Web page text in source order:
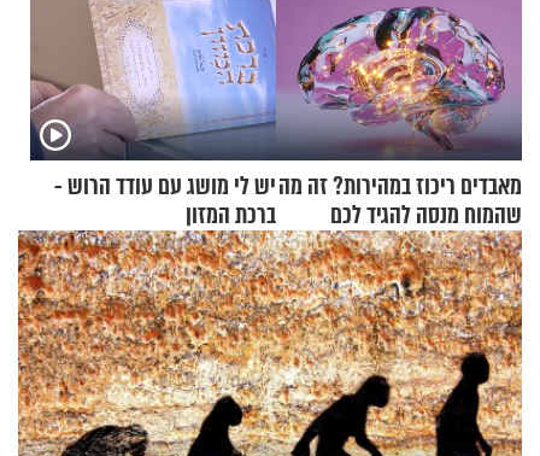
מאבדים ריכוז במהירות? זה מה
שהמוח מנסה להגיד לכם
יש לי מושג עם עודד הרוש -
ברכת המזון